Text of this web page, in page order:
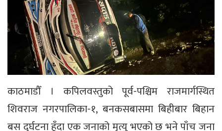
काठमाडौँ । कपिलवस्तुको पूर्व-पश्चिम राजमार्गस्थित
शिवराज नगरपालिका-१, बनकसबासमा बिहीबार बिहान
बस दुर्घटना हुँदा एक जनाको मृत्यु भएको छ भने पाँच जना